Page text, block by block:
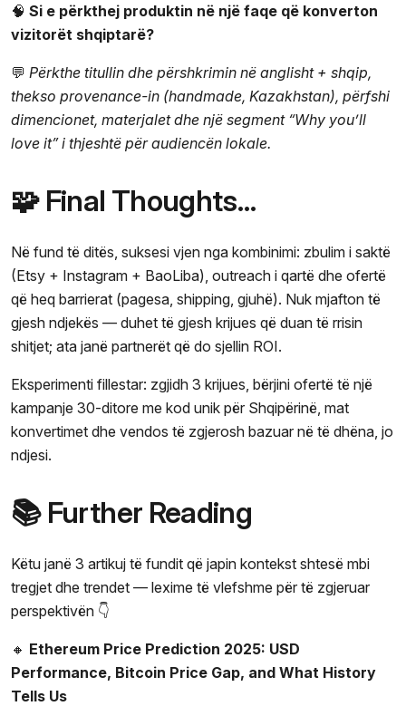
🧠 Si e përkthej produktin në një faqe që konverton
vizitorët shqiptarë?
💬 Përkthe titullin dhe përshkrimin në anglisht + shqip,
thekso provenance-in (handmade, Kazakhstan), përfshi
dimencionet, materjalet dhe një segment “Why you’ll
love it” i thjeshtë për audiencën lokale.
🧩 Final Thoughts…
Në fund të ditës, suksesi vjen nga kombinimi: zbulim i saktë
(Etsy + Instagram + BaoLiba), outreach i qartë dhe ofertë
që heq barrierat (pagesa, shipping, gjuhë). Nuk mjafton të
gjesh ndjekës — duhet të gjesh krijues që duan të rrisin
shitjet; ata janë partnerët që do sjellin ROI.
Eksperimenti fillestar: zgjidh 3 krijues, bërjini ofertë të një
kampanje 30-ditore me kod unik për Shqipërinë, mat
konvertimet dhe vendos të zgjerosh bazuar në të dhëna, jo
ndjesi.
📚 Further Reading
Këtu janë 3 artikuj të fundit që japin kontekst shtesë mbi
tregjet dhe trendet — lexime të vlefshme për të zgjeruar
perspektivën 👇
🔸 Ethereum Price Prediction 2025: USD
Performance, Bitcoin Price Gap, and What History
Tells Us